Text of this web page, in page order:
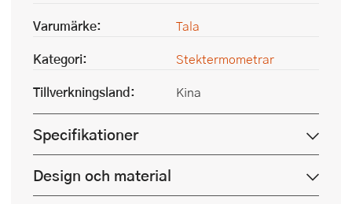
Varumärke:
Tala
Kategori:
Stektermometrar
Tillverkningsland:
Kina
Specifikationer
Design och material